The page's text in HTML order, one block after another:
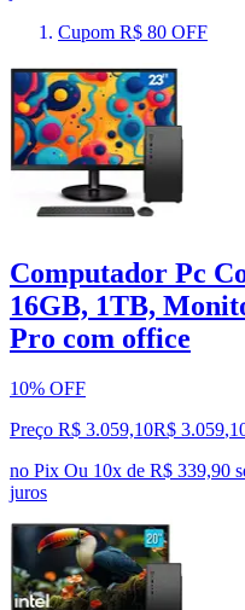
Cupom R$ 80 OFF
Computador Pc
16GB, 1TB,
Pro com office
10% OFF
Preço R$ 3.059,10R$ 3.059,
no Pix Ou 10x de R$ 339,90
juros